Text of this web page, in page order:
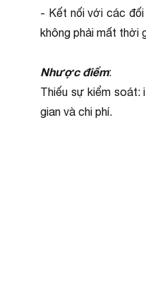
- Kết nối với các
không phải mất thời
Nhược điểm:
Thiếu sự kiểm soát:
gian và chi phí.